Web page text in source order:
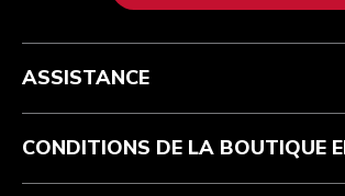
Health Check
Suivez votre commande
Garantie et documents
Recupel
Conditions générales de vente
Retours et remboursements
Imprint
ODR
La marque
Trouver une boutique
ASSISTANCE
CONDITIONS DE LA BOUTIQUE